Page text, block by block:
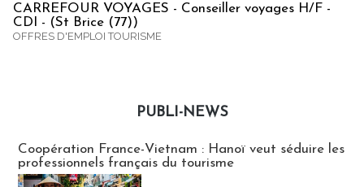
CARREFOUR VOYAGES - Conseiller voyages H/F -
CDI - (St Brice (77))
OFFRES D'EMPLOI TOURISME
PUBLI-NEWS
Coopération France-Vietnam : Hanoï veut séduire les
professionnels français du tourisme